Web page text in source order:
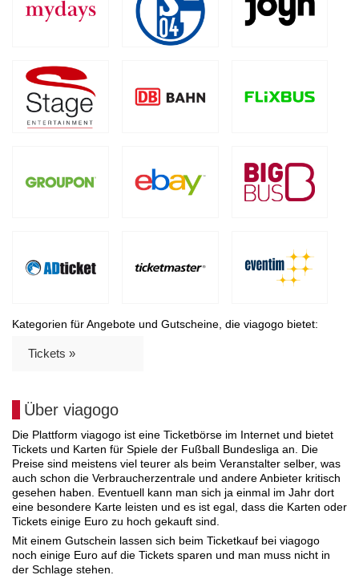
Kategorien für Angebote und Gutscheine, die viagogo bietet:
Tickets »
Über viagogo
Die Plattform viagogo ist eine Ticketbörse im Internet und bietet
Tickets und Karten für Spiele der Fußball Bundesliga an. Die
Preise sind meistens viel teurer als beim Veranstalter selber, was
auch schon die Verbraucherzentrale und andere Anbieter kritisch
gesehen haben. Eventuell kann man sich ja einmal im Jahr dort
eine besondere Karte leisten und es ist egal, dass die Karten oder
Tickets einige Euro zu hoch gekauft sind.
Mit einem Gutschein lassen sich beim Ticketkauf bei viagogo
noch einige Euro auf die Tickets sparen und man muss nicht in
der Schlage stehen.